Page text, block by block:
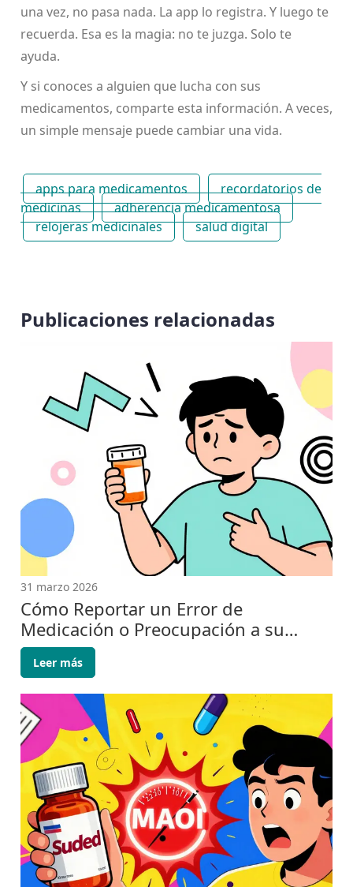
una vez, no pasa nada. La app lo registra. Y luego te
recuerda. Esa es la magia: no te juzga. Solo te
ayuda.
Y si conoces a alguien que lucha con sus
medicamentos, comparte esta información. A veces,
un simple mensaje puede cambiar una vida.
apps para medicamentos
recordatorios de
medicinas
adherencia medicamentosa
relojeras medicinales
salud digital
Publicaciones relacionadas
31 marzo 2026
Cómo Reportar un Error de
Medicación o Preocupación a su
Proveedor de Salud
Leer más